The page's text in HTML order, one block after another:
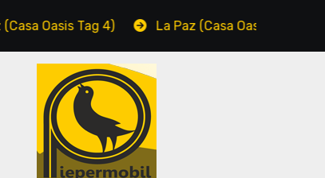
Oasis Tag 4) La Paz (Casa Oasis Tag 3)